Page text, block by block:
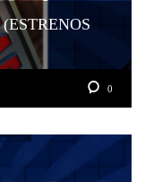
0